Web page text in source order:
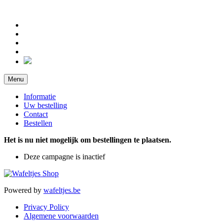
Menu
Informatie
Uw bestelling
Contact
Bestellen
Het is nu niet mogelijk om bestellingen te plaatsen.
Deze campagne is inactief
Powered by wafeltjes.be
Privacy Policy
Algemene voorwaarden